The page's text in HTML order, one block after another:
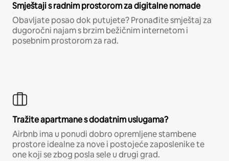
Smještaji s radnim prostorom za digitalne nomade
Obavljate posao dok putujete? Pronađite smještaj za
dugoročni najam s brzim bežičnim internetom i
posebnim prostorom za rad.
Tražite apartmane s dodatnim uslugama?
Airbnb ima u ponudi dobro opremljene stambene
prostore idealne za nove i postojeće zaposlenike te
one koji se zbog posla sele u drugi grad.